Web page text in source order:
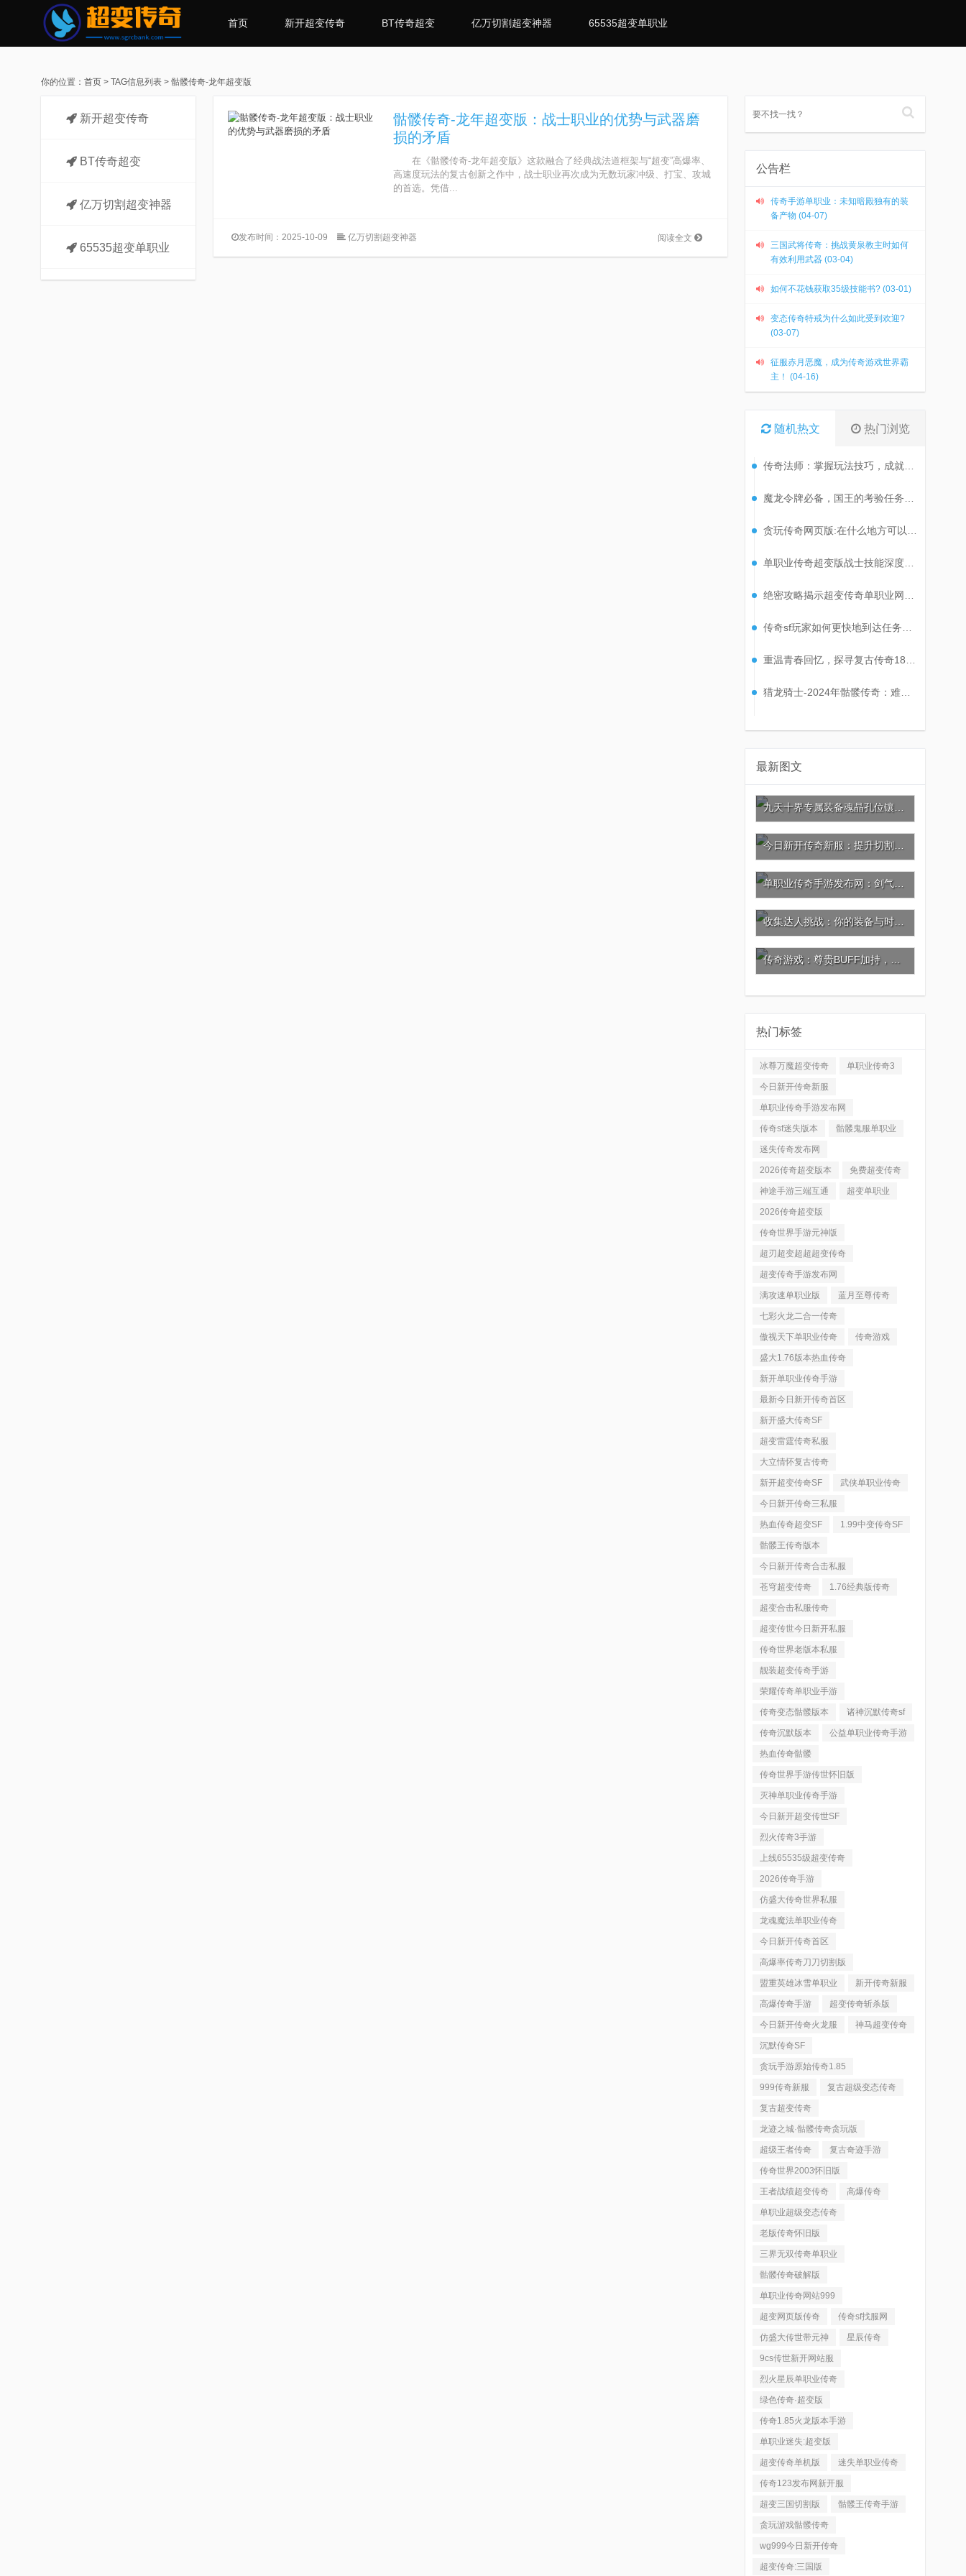
首页 新开超变传奇 BT传奇超变 亿万切割超变神器 65535超变单职业
你的位置： 首页 > TAG信息列表 > 骷髅传奇-龙年超变版
新开超变传奇
BT传奇超变
亿万切割超变神器
65535超变单职业
骷髅传奇-龙年超变版：战士职业的优势与武器磨
损的矛盾
在《骷髅传奇-龙年超变版》这款融合了经典战法道框架与“超变”高爆率、
高速度玩法的复古创新之作中，战士职业再次成为无数玩家冲级、打宝、攻城
的首选。凭借...
阅读全文
发布时间：2025-10-09 亿万切割超变神器
公告栏
传奇手游单职业：未知暗殿独有的装
备产物 (04-07)
三国武将传奇：挑战黄泉教主时如何
有效利用武器 (03-04)
如何不花钱获取35级技能书? (03-01)
变态传奇特戒为什么如此受到欢迎?
(03-07)
征服赤月恶魔，成为传奇游戏世界霸
主！ (04-16)
随机热文 热门浏览
最新图文
热门标签
冰尊万魔超变传奇 单职业传奇3
今日新开传奇新服
单职业传奇手游发布网
传奇sf迷失版本 骷髅鬼服单职业
迷失传奇发布网
2026传奇超变版本 免费超变传奇
神途手游三端互通 超变单职业
2026传奇超变版
传奇世界手游元神版
超刃超变超超超变传奇
超变传奇手游发布网
满攻速单职业版 蓝月至尊传奇
七彩火龙二合一传奇
傲视天下单职业传奇 传奇游戏
盛大1.76版本热血传奇
新开单职业传奇手游
最新今日新开传奇首区
新开盛大传奇SF
超变雷霆传奇私服
大立情怀复古传奇
新开超变传奇SF 武侠单职业传奇
今日新开传奇三私服
热血传奇超变SF 1.99中变传奇SF
骷髅王传奇版本
今日新开传奇合击私服
苍穹超变传奇 1.76经典版传奇
超变合击私服传奇
超变传世今日新开私服
传奇世界老版本私服
靓装超变传奇手游
荣耀传奇单职业手游
传奇变态骷髅版本 诸神沉默传奇sf
传奇沉默版本 公益单职业传奇手游
热血传奇骷髅
传奇世界手游传世怀旧版
灭神单职业传奇手游
今日新开超变传世SF
烈火传奇3手游
上线65535级超变传奇
2026传奇手游
仿盛大传奇世界私服
龙魂魔法单职业传奇
今日新开传奇首区
高爆率传奇刀刀切割版
盟重英雄冰雪单职业 新开传奇新服
高爆传奇手游 超变传奇斩杀版
今日新开传奇火龙服 神马超变传奇
沉默传奇SF
贪玩手游原始传奇1.85
999传奇新服 复古超级变态传奇
复古超变传奇
龙迹之城·骷髅传奇贪玩版
超级王者传奇 复古奇迹手游
传奇世界2003怀旧版
王者战绩超变传奇 高爆传奇
单职业超级变态传奇
老版传奇怀旧版
三界无双传奇单职业
骷髅传奇破解版
单职业传奇网站999
超变网页版传奇 传奇sf找服网
仿盛大传世带元神 星辰传奇
9cs传世新开网站服
烈火星辰单职业传奇
绿色传奇·超变版
传奇1.85火龙版本手游
单职业迷失:超变版
超变传奇单机版 迷失单职业传奇
传奇123发布网新开服
超变三国切割版 骷髅王传奇手游
贪玩游戏骷髅传奇
wg999今日新开传奇
超变传奇:三国版